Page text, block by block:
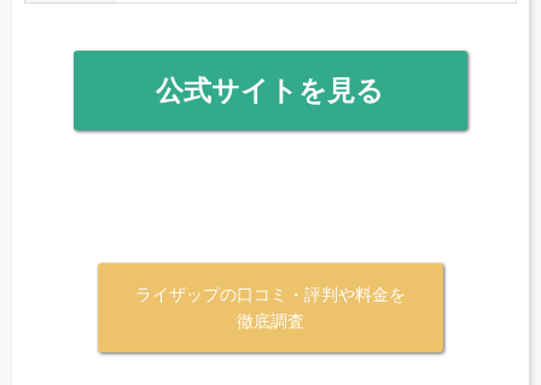
公式サイトを見る
ライザップの口コミ・評判や料金を
徹底調査